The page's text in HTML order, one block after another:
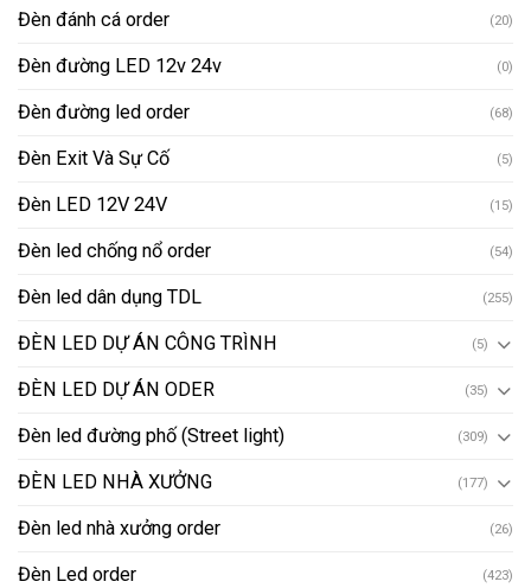
Đèn đánh cá order (20)
Đèn đường LED 12v 24v (0)
Đèn đường led order (68)
Đèn Exit Và Sự Cố (5)
Đèn LED 12V 24V (15)
Đèn led chống nổ order (54)
Đèn led dân dụng TDL (255)
ĐÈN LED DỰ ÁN CÔNG TRÌNH (5)
ĐÈN LED DỰ ÁN ODER (35)
Đèn led đường phố (Street light) (309)
ĐÈN LED NHÀ XƯỞNG (177)
Đèn led nhà xưởng order (26)
Đèn Led order (423)